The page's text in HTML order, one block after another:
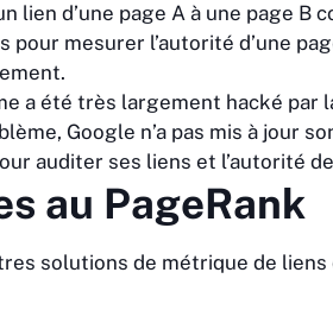
d’une page A à une page B
mesurer l’autorité d’une
a été très largement hacké
Google n’a pas mis à jour
auditer ses liens et l’autorité
au PageRank
solutions de métrique de